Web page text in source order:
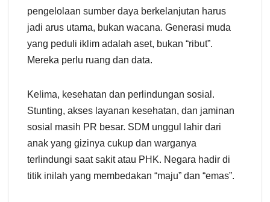
pengelolaan sumber daya berkelanjutan harus
jadi arus utama, bukan wacana. Generasi muda
yang peduli iklim adalah aset, bukan “ribut”.
Mereka perlu ruang dan data.
Kelima, kesehatan dan perlindungan sosial.
Stunting, akses layanan kesehatan, dan jaminan
sosial masih PR besar. SDM unggul lahir dari
anak yang gizinya cukup dan warganya
terlindungi saat sakit atau PHK. Negara hadir di
titik inilah yang membedakan “maju” dan “emas”.